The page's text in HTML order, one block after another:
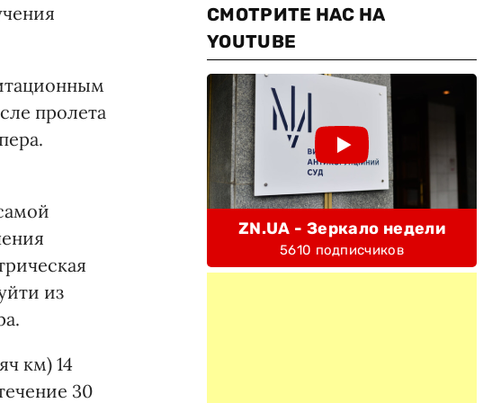
пролета
из
км) 14
30
СМОТРИТЕ НАС НА
YOUTUBE
ZN.UA - Зеркало недели
5610 подписчиков